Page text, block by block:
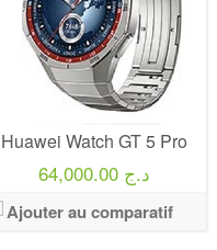
Huawei Watch GT 5 Pro
64,000.00 د.ج
Ajouter au comparatif